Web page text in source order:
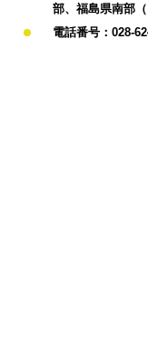
部、福島県南部
電話番号：028-